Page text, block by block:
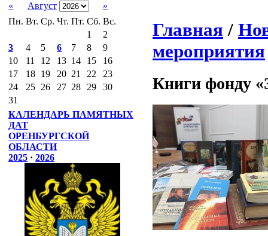
«
Август
»
Пн. Вт. Ср. Чт. Пт. Сб. Вс.
1
2
3
4 5 6 7 8
9
10
11 12 13 14 15
16
17
18 19 20 21 22
23
24
25 26 27 28 29
30
31
КАЛЕНДАРЬ ПАМЯТНЫХ
ДАТ
ОРЕНБУРГСКОЙ
ОБЛАСТИ
2025 · 2026
Главная /
мероприятия
Книги фонду